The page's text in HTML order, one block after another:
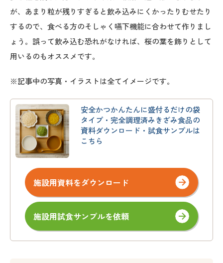
が、あまり粒が残りすぎると飲み込みにくかったりむせたり
するので、食べる方のそしゃく嚥下機能に合わせて作りまし
ょう。誤って飲み込む恐れがなければ、桜の葉を飾りとして
用いるのもオススメです。
※記事中の写真・イラストは全てイメージです。
安全かつかんたんに盛付るだけの袋
タイプ・完全調理済みきざみ食品の
資料ダウンロード・試食サンプルは
こちら
施設用資料をダウンロード
施設用試食サンプルを依頼